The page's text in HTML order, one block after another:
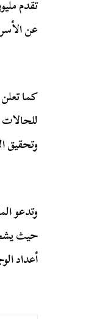
تقدم
عن
وتحقيق
وتدعو
حيث
أعداد